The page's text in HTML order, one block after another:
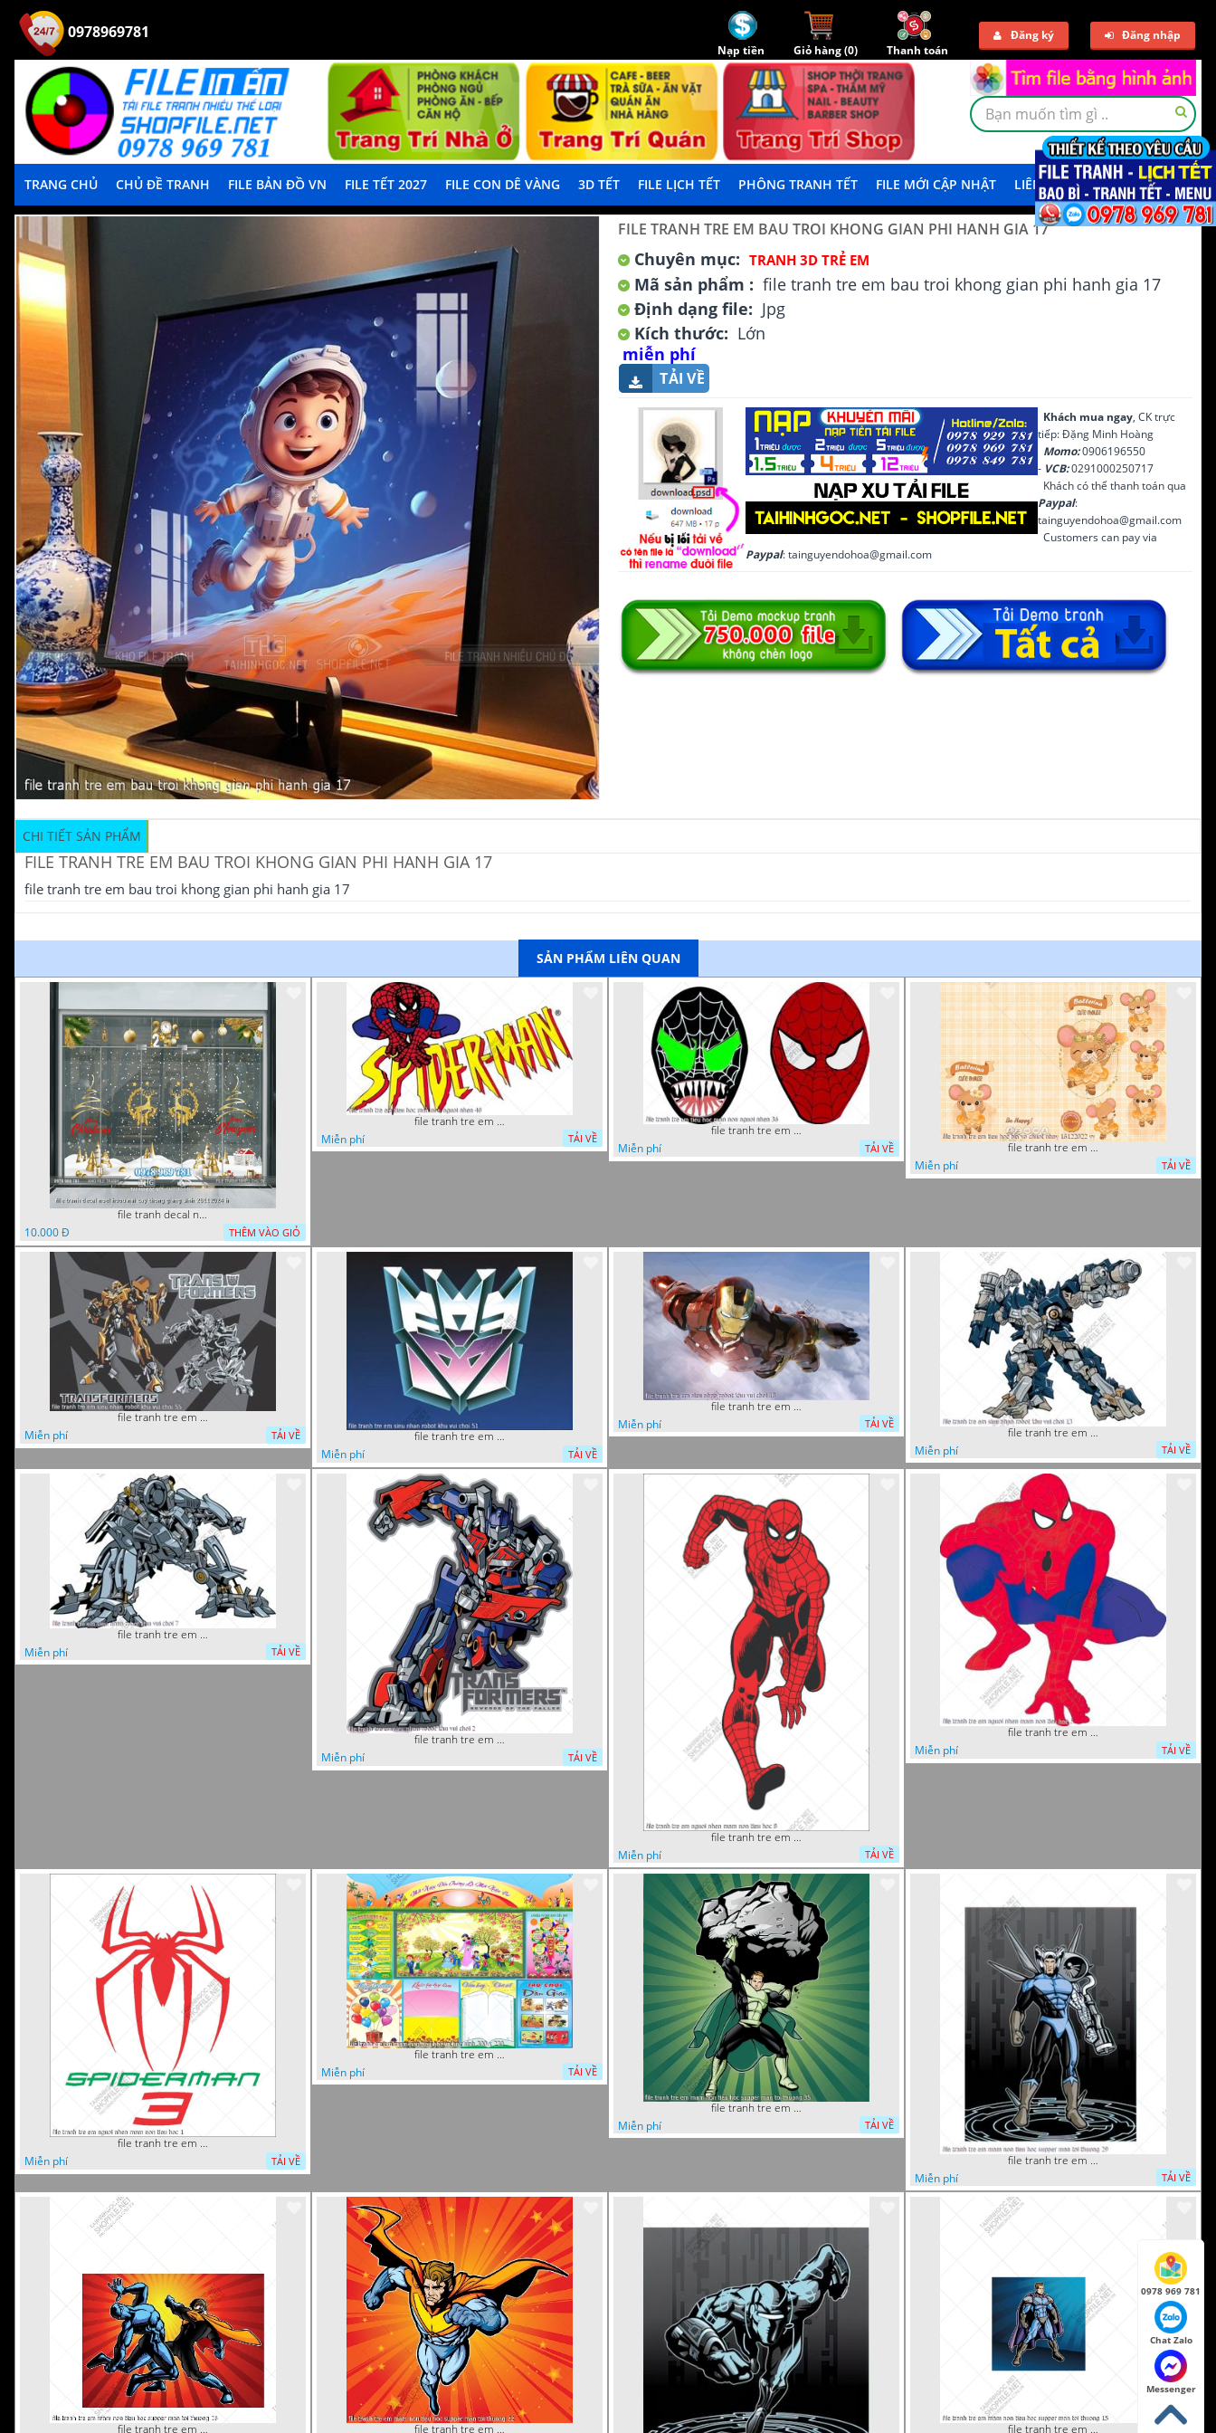
0978969781
Nạp tiền Giỏ hàng (0) Thanh toán
Đăng ký Đăng nhập
TRANG CHỦ CHỦ ĐỀ TRANH FILE BẢN ĐỒ VN FILE TẾT 2027 FILE CON DÊ VÀNG 3D TẾT FILE LỊCH TẾT PHÔNG TRANH TẾT FILE MỚI CẬP NHẬT LIÊN HỆ TẢI DEMO
FILE TRANH TRE EM BAU TROI KHONG GIAN PHI HANH GIA 17
Chuyên mục: TRANH 3D TRẺ EM
Mã sản phẩm : file tranh tre em bau troi khong gian phi hanh gia 17
Định dạng file: Jpg
Kích thước: Lớn
miễn phí
TẢI VỀ
Khách mua ngay, CK trực
tiếp: Đặng Minh Hoàng
Momo:0906196550
- VCB:0291000250717
Khách có thể thanh toán qua
Paypal:
tainguyendohoa@gmail.com
Customers can pay via
Paypal: tainguyendohoa@gmail.com
CHI TIẾT SẢN PHẨM
FILE TRANH TRE EM BAU TROI KHONG GIAN PHI HANH GIA 17
file tranh tre em bau troi khong gian phi hanh gia 17
SẢN PHẨM LIÊN QUAN
file tranh decal noel huou nai cay thong giang sinh 28112024 h
10.000 Đ
THÊM VÀO GIỎ
file tranh tre em tieu hoc man non nguoi nhen 40
Miễn phí
TẢI VỀ
file tranh tre em tieu hoc man non nguoi nhen 36
Miễn phí
TẢI VỀ
file tranh tre em tieu hoc bia vo chuot nhay 16122022 vy
Miễn phí
TẢI VỀ
file tranh tre em sieu nhan robot khu vui choi 55
Miễn phí
TẢI VỀ
file tranh tre em sieu nhan robot khu vui choi 51
Miễn phí
TẢI VỀ
file tranh tre em sieu nhan robot khu vui choi 18
Miễn phí
TẢI VỀ
file tranh tre em sieu nhan robot khu vui choi 13
Miễn phí
TẢI VỀ
file tranh tre em sieu nhan robot khu vui choi 7
Miễn phí
TẢI VỀ
file tranh tre em sieu nhan robot khu vui choi 2
Miễn phí
TẢI VỀ
file tranh tre em nguoi nhen mam non tieu hoc 8
Miễn phí
TẢI VỀ
file tranh tre em nguoi nhen mam non tieu hoc 5
Miễn phí
TẢI VỀ
file tranh tre em nguoi nhen mam non tieu hoc 1
Miễn phí
TẢI VỀ
file tranh tre em mam non tieu hoc va hoc sinh 300 x 230
Miễn phí
TẢI VỀ
file tranh tre em mam non tieu hoc supper man toi thuong 35
Miễn phí
TẢI VỀ
file tranh tre em mam non tieu hoc supper man toi thuong 29
Miễn phí
TẢI VỀ
file tranh tre em mam non tieu hoc supper man toi thuong 26 file tranh tre em mam non tieu hoc supper man toi thuong 22 file tranh tre em mam non tieu hoc supper man toi thuong 15
0978 969 781
Chat Zalo
Messenger